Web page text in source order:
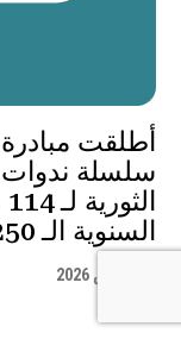
سلسلة ندوات
السنوية الـ 250 لتأسيس الولايات المتحدة.